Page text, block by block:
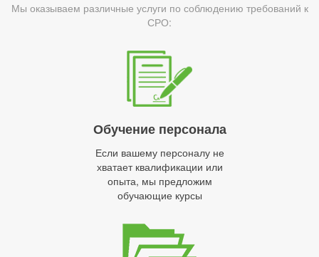
Мы оказываем различные услуги по соблюдению требований к
СРО:
Обучение персонала
Если вашему персоналу не
хватает квалификации или
опыта, мы предложим
обучающие курсы